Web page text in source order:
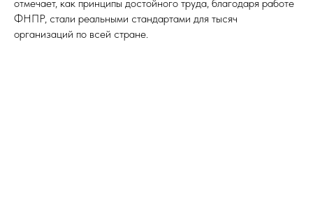
отмечает, как принципы достойного труда, благодаря работе
ФНПР, стали реальными стандартами для тысяч
организаций по всей стране.